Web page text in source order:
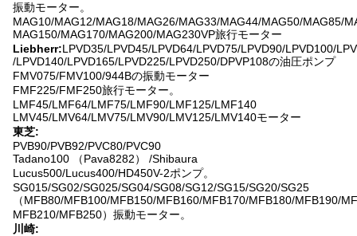
振動モーター。
MAG10/MAG12/MAG18/MAG26/MAG33/MAG44/MAG50/MAG85/
MAG150/MAG170/MAG200/MAG230VP旅行モーター
Liebherr:LPVD35/LPVD45/LPVD64/LPVD75/LPVD90/LPVD100/
/LPVD140/LPVD165/LPVD225/LPVD250/DPVP108の油圧ポンプ
FMV075/FMV100/944Bの振動モーター
FMF225/FMF250旅行モーター。
LMF45/LMF64/LMF75/LMF90/LMF125/LMF140
LMV45/LMV64/LMV75/LMV90/LMV125/LMV140モーター
東芝:
PVB90/PVB92/PVC80/PVC90
Tadano100 （Pava8282） /Shibaura
Lucus500/Lucus400/HD450V-2ポンプ。
SG015/SG02/SG025/SG04/SG08/SG12/SG15/SG20/SG25
（MFB80/MFB100/MFB150/MFB160/MFB170/MFB180/MFB190/
MFB210/MFB250）振動モーター。
川崎: